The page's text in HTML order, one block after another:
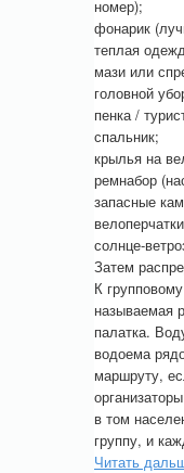
номер);
фонарик
теплая
мази или
головной
пенка /
спальник;
крылья на
ремнабор
запасные
солнце-
Затем
К
называемая
палатка.
водоема
маршруту,
в том
группу, и
Читать